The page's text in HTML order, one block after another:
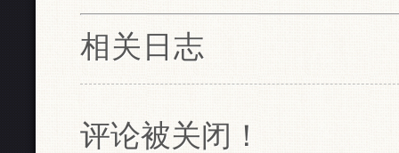
相关日志
评论被关闭！